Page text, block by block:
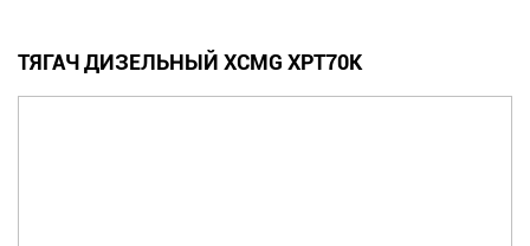
ТЯГАЧ ДИЗЕЛЬНЫЙ XCMG XPT70K